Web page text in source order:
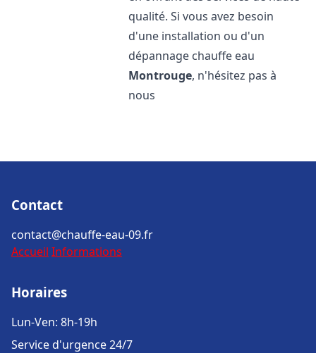
qualité. Si vous avez besoin
d'une installation ou d'un
dépannage chauffe eau
Montrouge, n'hésitez pas à
nous
Contact
contact@chauffe-eau-09.fr
Accueil Informations
Horaires
Lun-Ven: 8h-19h
Service d'urgence 24/7